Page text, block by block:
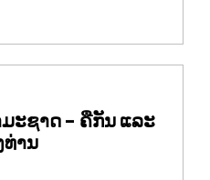
ະຊາດ - ຄືກັນ ແລະ
ານ